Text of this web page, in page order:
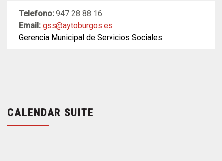
Telefono: 947 28 88 16
Email: gss@aytoburgos.es
Gerencia Municipal de Servicios Sociales
CALENDAR SUITE